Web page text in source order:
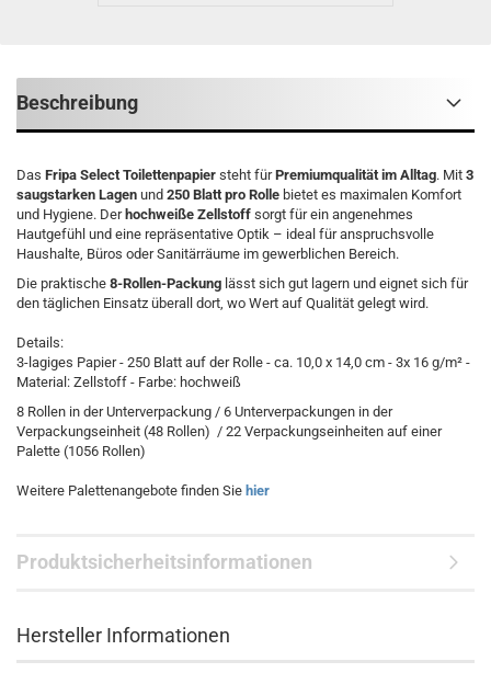
Beschreibung
Das Fripa Select Toilettenpapier steht fürPremiumqualität im Alltag. Mit 3
saugstarken Lagen und 250 Blatt pro Rolle bietet es maximalen Komfort
und Hygiene. Der hochweiße Zellstoff sorgt für ein angenehmes
Hautgefühl und eine repräsentative Optik – ideal für anspruchsvolle
Haushalte, Büros oder Sanitärräume im gewerblichen Bereich.
Die praktische 8-Rollen-Packung lässt sich gut lagern und eignet sich für
den täglichen Einsatz überall dort, wo Wert auf Qualität gelegt wird.
Details:
3-lagiges Papier - 250 Blatt auf der Rolle - ca. 10,0 x 14,0 cm - 3x 16 g/m² -
Material: Zellstoff - Farbe: hochweiß
8 Rollen in der Unterverpackung / 6 Unterverpackungen in der
Verpackungseinheit (48 Rollen) / 22 Verpackungseinheiten auf einer
Palette (1056 Rollen)
Weitere Palettenangebote finden Sie hier
Produktsicherheitsinformationen
Hersteller Informationen